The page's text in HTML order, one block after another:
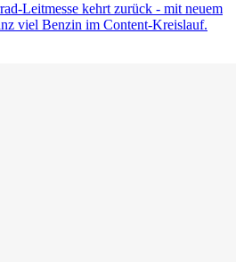
Leitmesse kehrt zurück - mit neuem
viel Benzin im Content-Kreislauf.